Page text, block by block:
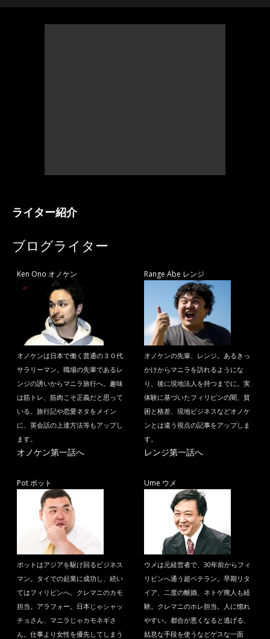
ライター紹介
ブログライター
Ken Ono オノケン
オノケンは日本で働く普通の３０代
サラリーマン。職場の先輩であるレ
ンジの誘いからマニラ旅行へ。趣味
は筋トレ、筋肉こそ正義だと思って
いる。旅行記や恋愛ネタをメイン
に、英会話の上達方法等もアップし
ます。
オノケン第一話へ
Range Abe レンジ
オノケンの先輩、レンジ。あるきっ
かけからマニラを訪れるようにな
り、後に現地法人を持つまでに。実
体験に基づいたフィリピンの闇、貧
困と格差、現地ビジネスなどオノケ
ンとは違う視点の記事をアップしま
す。
レンジ第一話へ
Pot ポット
ポットはアジアを駆け回るビジネス
マン。タイでの起業に成功し、続い
てはフィリピンへ。クレマニのカモ
担当。アラフォー。日本じゃシャッ
チョさん、マニラじゃカモネギさ
ん。仕事より女性を優先してしまう
Ume ウメ
ウメは元経営者で、30年前からフィ
リピンへ通う超ベテラン。早期リタ
イア、二度の離婚、ネトゲ廃人も経
験。クレマニのホレ担当。人に惚れ
やすい。都合が悪くなると逃げる、
姑息な手段を使うなどゲスな一面